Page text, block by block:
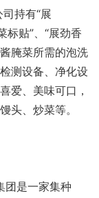
持有“展
标贴”、“展劲香
腌菜所需的泡洗
测设备、净化设
爱、美味可口，
头、炒菜等。
团是一家集种